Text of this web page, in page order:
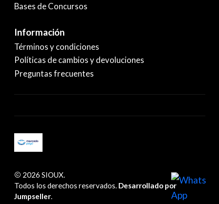
Bases de Concursos
Información
Términos y condiciones
Políticas de cambios y devoluciones
Preguntas frecuentes
2026 SIOUX.
Todos los derechos reservados. Desarrollado por
Jumpseller.